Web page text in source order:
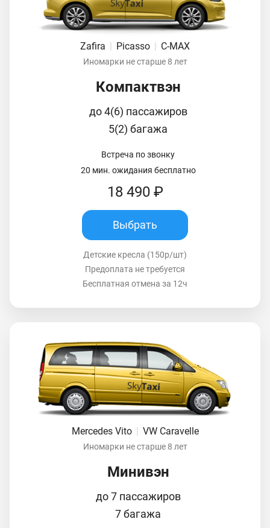
Zafira | Picasso | C-MAX
Иномарки не старше 8 лет
Компактвэн
до 4(6) пассажиров
5(2) багажа
Встреча по звонку
20 мин. ожидания бесплатно
18 490 ₽
Выбрать
Детские кресла (150р/шт)
Предоплата не требуется
Бесплатная отмена за 12ч
Mercedes Vito VW Caravelle
Иномарки не старше 8 лет
Минивэн
до 7 пассажиров
7 багажа